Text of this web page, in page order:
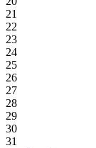
21
22
23
24
25
26
27
28
29
30
31